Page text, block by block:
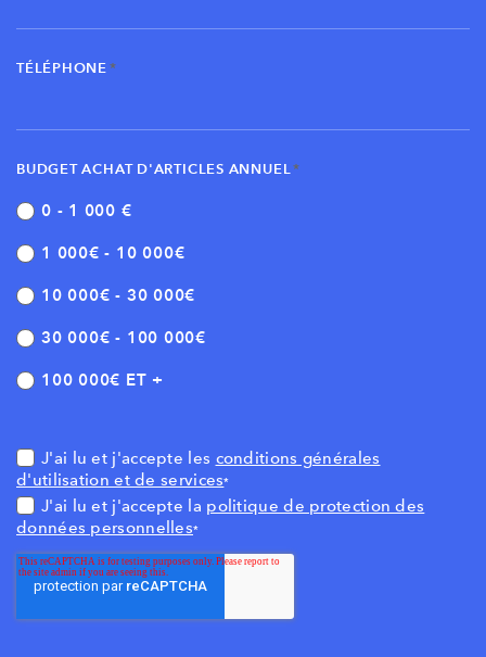
TÉLÉPHONE *
BUDGET ACHAT D'ARTICLES ANNUEL*
0 - 1 000 €
1 000€ - 10 000€
10 000€ - 30 000€
30 000€ - 100 000€
100 000€ ET +
J'ai lu et j'accepte les conditions générales
d'utilisation et de services*
J'ai lu et j'accepte la politique de protection des
données personnelles*